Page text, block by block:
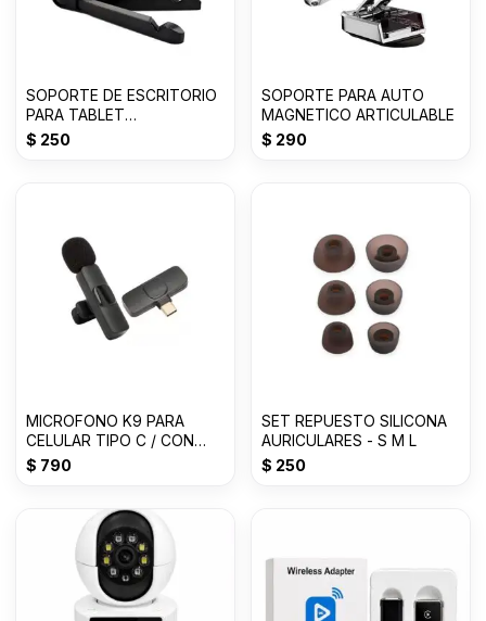
SOPORTE DE ESCRITORIO
PARA TABLET
ARTICULABLE
$ 250
SOPORTE PARA AUTO
MAGNETICO ARTICULABLE
$ 290
MICROFONO K9 PARA
CELULAR TIPO C / CON
FILTRO
$ 790
SET REPUESTO SILICONA
AURICULARES - S M L
$ 250